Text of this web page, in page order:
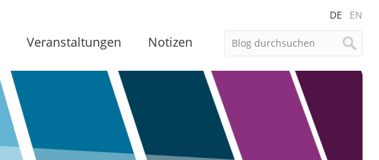
DE EN
Veranstaltungen Notizen